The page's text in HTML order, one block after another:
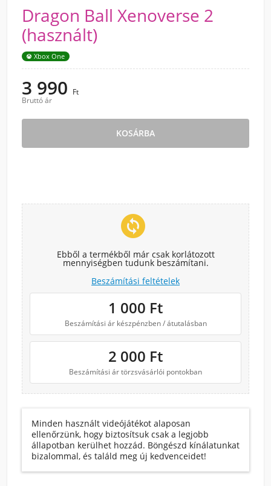
Dragon Ball Xenoverse 2
(használt)
Xbox One
3 990 Ft
Bruttó ár
KOSÁRBA
change_circle
Ebből a termékből már csak korlátozott
mennyiségben tudunk beszámítani.
Beszámítási feltételek
1 000 Ft
Beszámítási ár készpénzben / átutalásban
2 000 Ft
Beszámítási ár törzsvásárlói pontokban
Minden használt videójátékot alaposan
ellenőrzünk, hogy biztosítsuk csak a legjobb
állapotban kerülhet hozzád. Böngészd kínálatunkat
bizalommal, és találd meg új kedvenceidet!